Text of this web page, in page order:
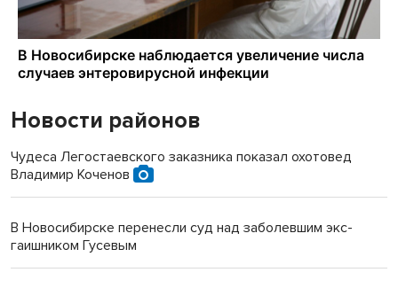
Новости районов
Чудеса Легостаевского заказника показал охотовед
Владимир Коченов
В Новосибирске перенесли суд над заболевшим экс-
гаишником Гусевым